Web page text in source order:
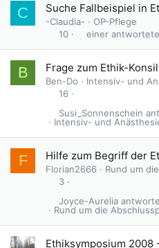
C Suche Fallbeispiel in
-Claudia-
OP-Pflege
10
einer
B Frage zum Ethik-
Ben-Do
Intensiv- und
16
Intensiv- und
Susi_Sonnenschein
F Hilfe zum Begriff der
Florian2666
Rund um
3
Rund um die
Joyce-Aurelia
Ethiksymposium 2008